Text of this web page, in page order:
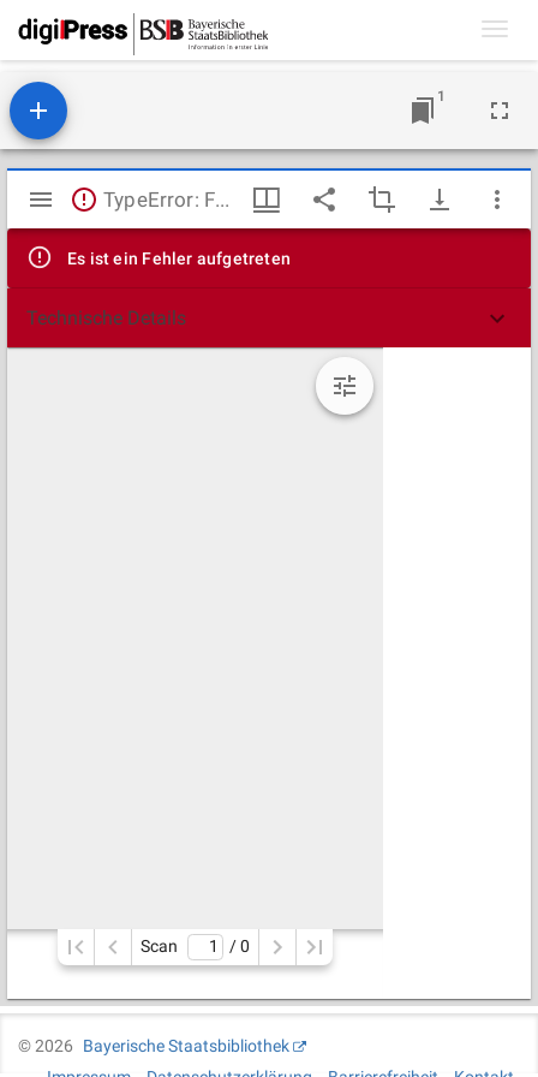
1
Mirador
Viewer
TypeError: Failed to fetch
Es ist ein Fehler aufgetreten
Technische Details
Scan / 0
©2026
Bayerische Staatsbibliothek